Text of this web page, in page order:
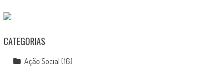
CATEGORIAS
Ação Social (16)